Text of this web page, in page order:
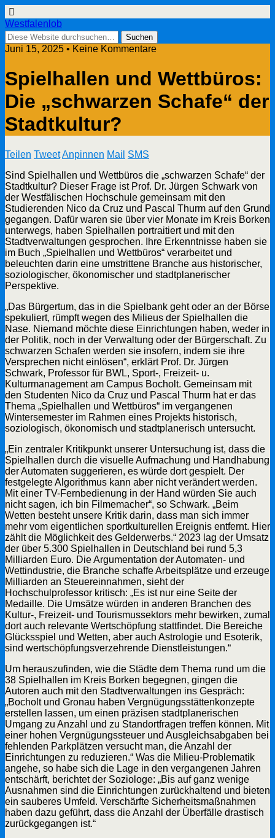
Westfalenlob
Juni 15, 2025 • Keine Kommentare
Spielhallen und Wettbüros:
Die „schwarzen Schafe“ der
Stadtkultur?
Teilen TweetAnpinnen Mail SMS
Sind Spielhallen und Wettbüros die „schwarzen Schafe“ der
Stadtkultur? Dieser Frage ist Prof. Dr. Jürgen Schwark von
der Westfälischen Hochschule gemeinsam mit den
Studierenden Nico da Cruz und Pascal Thurm auf den Grund
gegangen. Dafür waren sie über vier Monate im Kreis Borken
unterwegs, haben Spielhallen portraitiert und mit den
Stadtverwaltungen gesprochen. Ihre Erkenntnisse haben sie
im Buch „Spielhallen und Wettbüros“ verarbeitet und
beleuchten darin eine umstrittene Branche aus historischer,
soziologischer, ökonomischer und stadtplanerischer
Perspektive.
„Das Bürgertum, das in die Spielbank geht oder an der Börse
spekuliert, rümpft wegen des Milieus der Spielhallen die
Nase. Niemand möchte diese Einrichtungen haben, weder in
der Politik, noch in der Verwaltung oder der Bürgerschaft. Zu
schwarzen Schafen werden sie insofern, indem sie ihre
Versprechen nicht einlösen“, erklärt Prof. Dr. Jürgen
Schwark, Professor für BWL, Sport-, Freizeit- u.
Kulturmanagement am Campus Bocholt. Gemeinsam mit
den Studenten Nico da Cruz und Pascal Thurm hat er das
Thema „Spielhallen und Wettbüros“ im vergangenen
Wintersemester im Rahmen eines Projekts historisch,
soziologisch, ökonomisch und stadtplanerisch untersucht.
„Ein zentraler Kritikpunkt unserer Untersuchung ist, dass die
Spielhallen durch die visuelle Aufmachung und Handhabung
der Automaten suggerieren, es würde dort gespielt. Der
festgelegte Algorithmus kann aber nicht verändert werden.
Mit einer TV-Fernbedienung in der Hand würden Sie auch
nicht sagen, ich bin Filmemacher“, so Schwark. „Beim
Wetten besteht unsere Kritik darin, dass man sich immer
mehr vom eigentlichen sportkulturellen Ereignis entfernt. Hier
zählt die Möglichkeit des Gelderwerbs.“ 2023 lag der Umsatz
der über 5.300 Spielhallen in Deutschland bei rund 5,3
Milliarden Euro. Die Argumentation der Automaten- und
Wettindustrie, die Branche schaffe Arbeitsplätze und erzeuge
Milliarden an Steuereinnahmen, sieht der
Hochschulprofessor kritisch: „Es ist nur eine Seite der
Medaille. Die Umsätze würden in anderen Branchen des
Kultur-, Freizeit- und Tourismussektors mehr bewirken, zumal
dort auch relevante Wertschöpfung stattfindet. Die Bereiche
Glücksspiel und Wetten, aber auch Astrologie und Esoterik,
sind wertschöpfungsverzehrende Dienstleistungen.“
Um herauszufinden, wie die Städte dem Thema rund um die
38 Spielhallen im Kreis Borken begegnen, gingen die
Autoren auch mit den Stadtverwaltungen ins Gespräch:
„Bocholt und Gronau haben Vergnügungsstättenkonzepte
erstellen lassen, um einen präzisen stadtplanerischen
Umgang zu Anzahl und zu Standortfragen treffen können. Mit
einer hohen Vergnügungssteuer und Ausgleichsabgaben bei
fehlenden Parkplätzen versucht man, die Anzahl der
Einrichtungen zu reduzieren.“ Was die Milieu-Problematik
angehe, so habe sich die Lage in den vergangenen Jahren
entschärft, berichtet der Soziologe: „Bis auf ganz wenige
Ausnahmen sind die Einrichtungen zurückhaltend und bieten
ein sauberes Umfeld. Verschärfte Sicherheitsmaßnahmen
haben dazu geführt, dass die Anzahl der Überfälle drastisch
zurückgegangen ist.“